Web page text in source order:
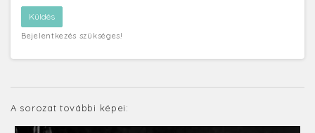
Bejelentkezés szükséges!
A sorozat további képei: